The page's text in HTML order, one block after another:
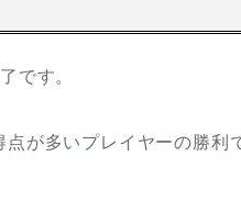
です。
が多いプレイヤーの勝利